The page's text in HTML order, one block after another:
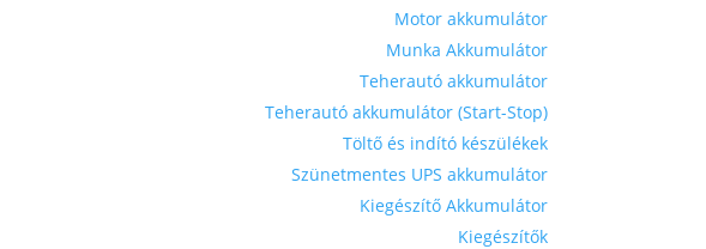
Motor akkumulátor
Munka Akkumulátor
Teherautó akkumulátor
Teherautó akkumulátor (Start-Stop)
Töltő és indító készülékek
Szünetmentes UPS akkumulátor
Kiegészítő Akkumulátor
Kiegészítők